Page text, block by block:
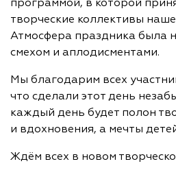
программой, в которой
творческие коллективы
Атмосфера праздника была
смехом и аплодисментами.
Мы благодарим всех
что сделали этот день
каждый день будет полон
и вдохновения, а мечты
Ждём всех в новом